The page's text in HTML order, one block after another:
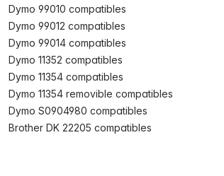
Dymo 99010 compatibles
Dymo 99012 compatibles
Dymo 99014 compatibles
Dymo 11352 compatibles
Dymo 11354 compatibles
Dymo 11354 removible compatibles
Dymo S0904980 compatibles
Brother DK 22205 compatibles